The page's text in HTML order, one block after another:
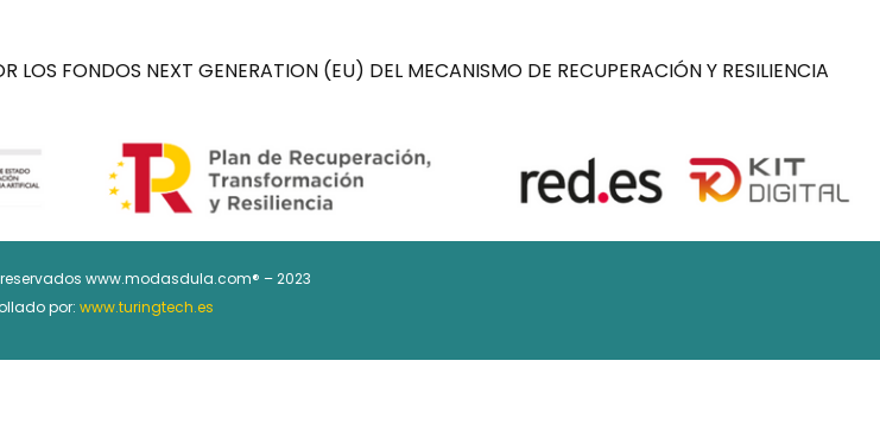
FONDOS NEXT GENERATION (EU) DEL MECANISMO DE RECUPERACIÓN Y RESILIENCIA
www.modasdula.com® – 2023
por: www.turingtech.es